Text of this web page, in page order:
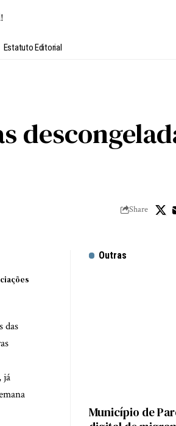
Estatuto Editorial
Share
das
já
Outras
Município de